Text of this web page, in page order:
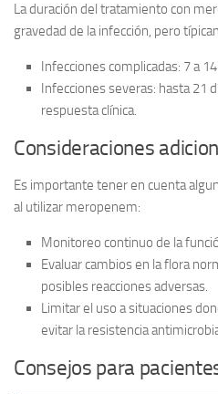
La duración del tratamiento con
gravedad de la infección, pero
Infecciones complicadas: 7 a
Infecciones severas: hasta 21
respuesta clínica.
Consideraciones
Es importante tener en cuenta
al utilizar meropenem:
Monitoreo continuo de la
Evaluar cambios en la flora
posibles reacciones adversas.
Limitar el uso a situaciones
evitar la resistencia
Consejos para